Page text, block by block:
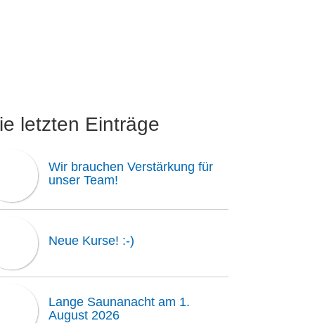
letzten Einträge
Wir brauchen Verstärkung für
unser Team!
Neue Kurse! :-)
Lange Saunanacht am 1.
August 2026